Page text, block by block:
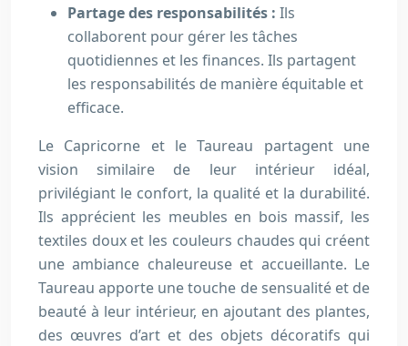
Partage des responsabilités : Ils
collaborent pour gérer les tâches
quotidiennes et les finances. Ils partagent
les responsabilités de manière équitable et
efficace.
Le Capricorne et le Taureau partagent une
vision similaire de leur intérieur idéal,
privilégiant le confort, la qualité et la durabilité.
Ils apprécient les meubles en bois massif, les
textiles doux et les couleurs chaudes qui créent
une ambiance chaleureuse et accueillante. Le
Taureau apporte une touche de sensualité et de
beauté à leur intérieur, en ajoutant des plantes,
des œuvres d’art et des objets décoratifs qui